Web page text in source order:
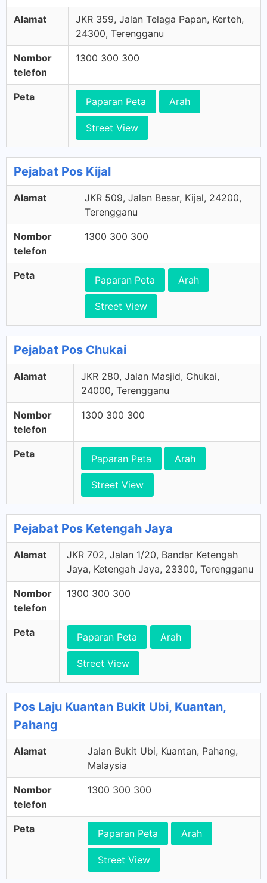
Alamat
JKR 359, Jalan Telaga Papan, Kerteh,
24300, Terengganu
Nombor
telefon
1300 300 300
Peta Paparan Peta Arah
Street View
Pejabat Pos Kijal
Alamat
JKR 509, Jalan Besar, Kijal, 24200,
Terengganu
Nombor
telefon
1300 300 300
Peta Paparan Peta Arah
Street View
Pejabat Pos Chukai
Alamat
JKR 280, Jalan Masjid, Chukai,
24000, Terengganu
Nombor
telefon
1300 300 300
Peta Paparan Peta Arah
Street View
Pejabat Pos Ketengah Jaya
Alamat
JKR 702, Jalan 1/20, Bandar Ketengah
Jaya, Ketengah Jaya, 23300, Terengganu
Nombor
telefon
1300 300 300
Peta Paparan Peta Arah
Street View
Pos Laju Kuantan Bukit Ubi, Kuantan,
Pahang
Alamat
Jalan Bukit Ubi, Kuantan, Pahang,
Malaysia
Nombor
telefon
1300 300 300
Peta Paparan Peta Arah
Street View